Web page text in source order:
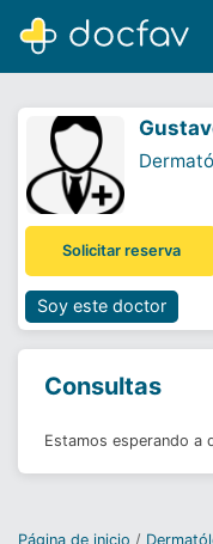
Solicitar reserva
Soy este doctor
Consultas
Estamos esperando a
Página de inicio